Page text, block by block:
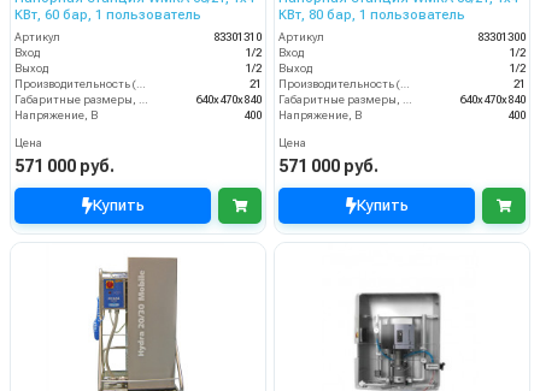
КВт, 60 бар, 1 пользователь
Артикул
83301310
Вход
1/2
Выход
1/2
21
640x470x840
Напряжение, В
400
Цена
571 000 руб.
Купить
КВт, 80 бар, 1 пользователь
Артикул
83301300
Вход
1/2
Выход
1/2
21
640x470x840
Напряжение, В
400
Цена
571 000 руб.
Купить